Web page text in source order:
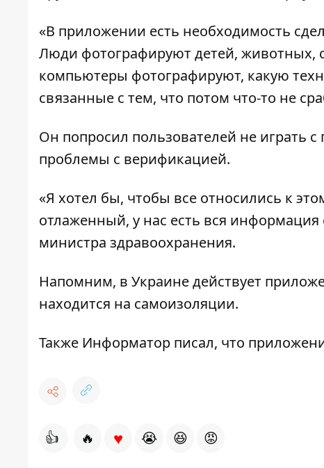
«В приложении есть необходимость
Люди фотографируют детей, животных,
компьютеры фотографируют, какую
связанные с тем, что потом что-то не
Он попросил пользователей не играть
проблемы с верификацией.
«Я хотел бы, чтобы все относились к
отлаженный, у нас есть вся
министра здравоохранения.
Напомним, в Украине действует
находится на самоизоляции.
Также Информатор писал, что
👍 🔥 ♥ 😭 😆 😡